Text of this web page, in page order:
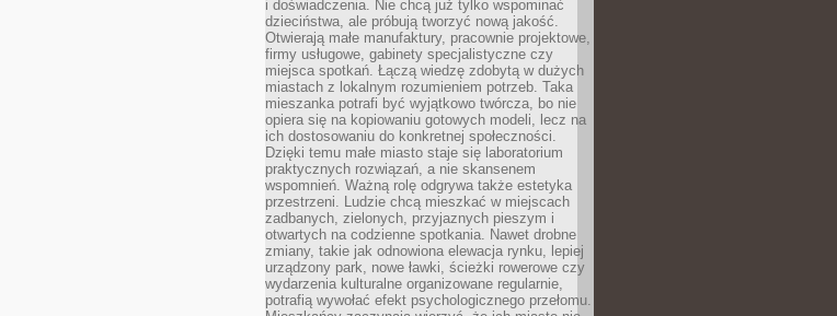
i doświadczenia. Nie chcą już tylko wspominać
dzieciństwa, ale próbują tworzyć nową jakość.
Otwierają małe manufaktury, pracownie projektowe,
firmy usługowe, gabinety specjalistyczne czy
miejsca spotkań. Łączą wiedzę zdobytą w dużych
miastach z lokalnym rozumieniem potrzeb. Taka
mieszanka potrafi być wyjątkowo twórcza, bo nie
opiera się na kopiowaniu gotowych modeli, lecz na
ich dostosowaniu do konkretnej społeczności.
Dzięki temu małe miasto staje się laboratorium
praktycznych rozwiązań, a nie skansenem
wspomnień. Ważną rolę odgrywa także estetyka
przestrzeni. Ludzie chcą mieszkać w miejscach
zadbanych, zielonych, przyjaznych pieszym i
otwartych na codzienne spotkania. Nawet drobne
zmiany, takie jak odnowiona elewacja rynku, lepiej
urządzony park, nowe ławki, ścieżki rowerowe czy
wydarzenia kulturalne organizowane regularnie,
potrafią wywołać efekt psychologicznego przełomu.